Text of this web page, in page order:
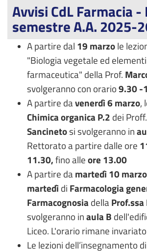
Avvisi CdL Farmacia -
semestre A.A. 2025-
A partire dal 19 marzole
"Biologia vegetale ed
farmaceutica" della Prof.
svolgeranno con orario9.30 -
A partire davenerdì 6 marzo,
Chimica organica P.2 dei Proff.
Sancinetosi svolgeranno in
Rettorato a partire dalle ore
11.30,fino alleore 13.00
A partire damartedì 10 marzo
martedìdi Farmacologia
Farmacognosia della
svolgeranno inaula B
Liceo. L'orario rimane invariato
Le lezioni dell’insegnamento